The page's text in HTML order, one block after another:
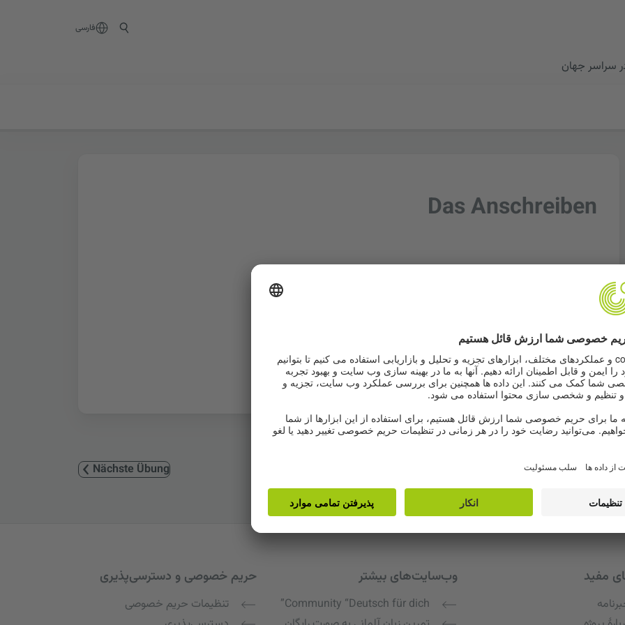
فارسی
سراسر جهان
Das Anschreiben
Nächste Übung
مفید وب‌سایت‌های بیشتر
Community “Deutsch für dich”
حریم خصوصی و دسترسی‌پذیری
تنظیمات حریم خصوصی